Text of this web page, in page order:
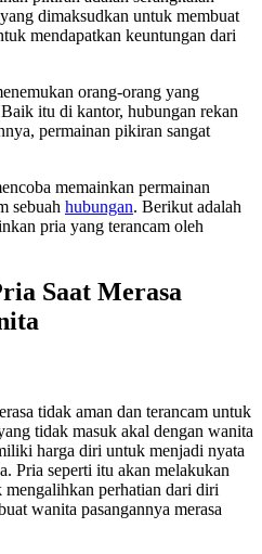
dimaksudkan untuk membuat
mendapatkan keuntungan dari
orang-orang yang
itu di kantor, hubungan rekan
permainan pikiran sangat
memainkan permainan
sebuah hubungan. Berikut adalah
pria yang terancam oleh
Saat Merasa
tidak aman dan terancam untuk
tidak masuk akal dengan wanita
harga diri untuk menjadi nyata
Pria seperti itu akan melakukan
mengalihkan perhatian dari diri
wanita pasangannya merasa